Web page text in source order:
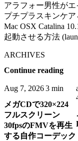
アラフォー男性が
プチプラスキンケ
Mac OSX Catalina
起動させる方法
ARCHIVES
Continue reading
Aug 7, 20263 min
メガCDで320×224
フルスクリーン
30fpsのFMVを再生
する自作コーデック